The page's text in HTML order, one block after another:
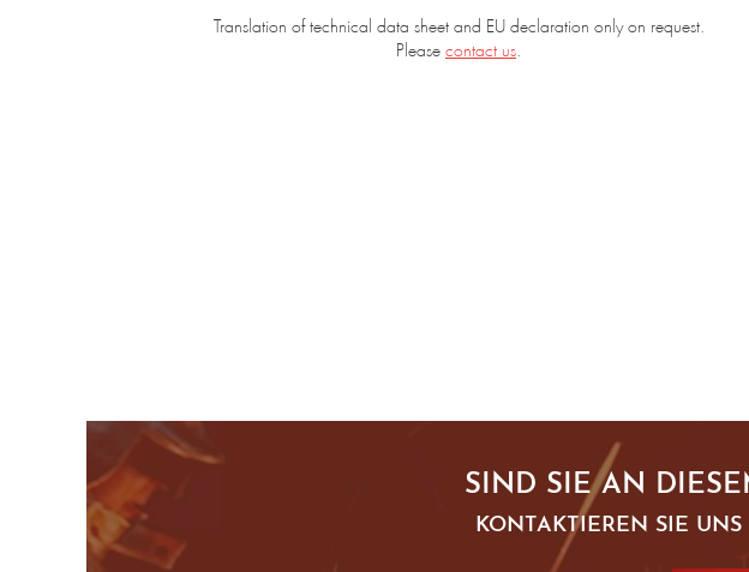
Translation of technical data sheet and EU declaration only on request.
Please contact us.
SIND SIE AN
KONTAKTIEREN SIE